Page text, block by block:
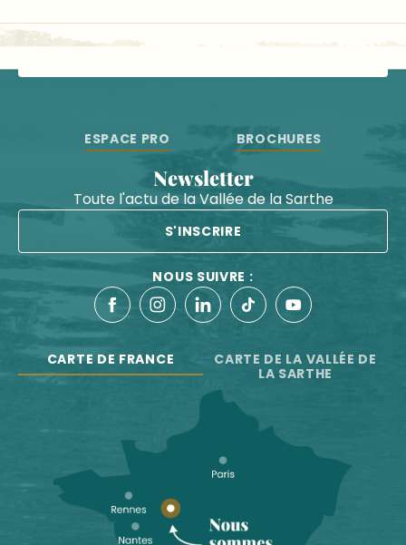
ESPACE PRO BROCHURES
Newsletter
Toute l'actu de la Vallée de la Sarthe
S'INSCRIRE
NOUS SUIVRE :
CARTE DE FRANCE
CARTE DE LA VALLÉE DE
LA SARTHE